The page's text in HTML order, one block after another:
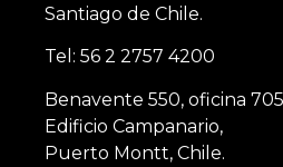
Santiago de Chile.
Tel: 56 2 2757 4200
Benavente 550, oficina
Edificio Campanario,
Puerto Montt, Chile.